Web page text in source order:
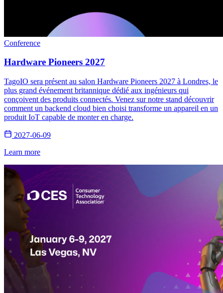
Conference
Hardware Pioneers 2027
TagoIO sera présent au salon Hardware Pioneers 2027 à Londres, le
plus grand événement britannique dédié aux ingénieurs qui
conçoivent des produits connectés. Venez sur notre stand découvrir
comment un backend cloud bien choisi transforme un appareil en un
produit IoT capable de monter en charge.
2027-06-09
Learn more